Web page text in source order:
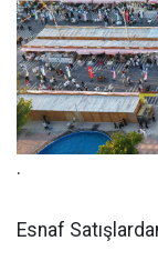
.
Esnaf